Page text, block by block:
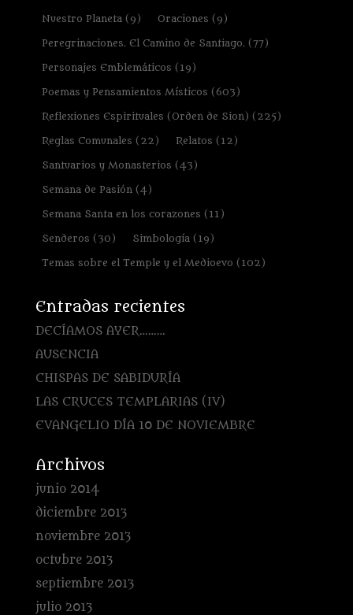
Nuestro Planeta (9) Oraciones (9)
Peregrinaciones. El Camino de Santiago. (77)
Personajes Emblemáticos (19)
Poemas y Pensamientos Místicos (603)
Reflexiones Espirituales (Orden de Sion) (225)
Reglas Comunales (22) Relatos (12)
Santuarios y Monasterios (43)
Semana de Pasión (4)
Semana Santa en los corazones (11)
Senderos (30) Simbología (19)
Temas sobre el Temple y el Medioevo (102)
Entradas recientes
DECÍAMOS AYER………
AUSENCIA
CHISPAS DE SABIDURÍA
LAS CRUCES TEMPLARIAS (IV)
EVANGELIO DÍA 10 DE NOVIEMBRE
Archivos
junio 2014
diciembre 2013
noviembre 2013
octubre 2013
septiembre 2013
julio 2013